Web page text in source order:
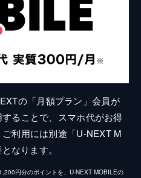
の「月額プラン」会員が
ることで、スマホ代がお得
利用には別途「U-NEXT M
なります。
円分のポイントを、U-NEXT MOBILEの